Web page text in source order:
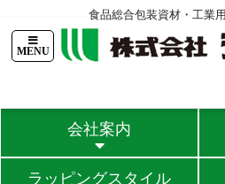
食品総合包装資材・工業
会社案内
ラッピングスタイル